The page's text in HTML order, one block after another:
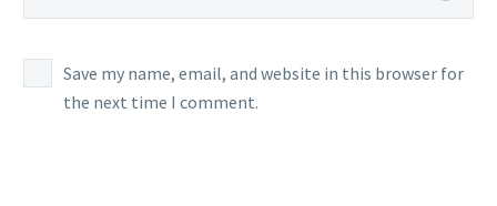
Save my name, email, and website in this browser for
the next time I comment.